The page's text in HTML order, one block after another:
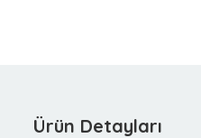
Ürün Detayları